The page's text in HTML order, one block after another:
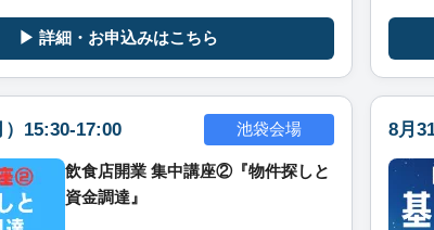
▶ 詳細・お申込みはこちら
）15:30-17:00 池袋会場
飲食店開業 集中講座②『物件探しと
資金調達』
8月